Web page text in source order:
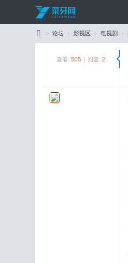
» 论坛 › 影视区 › 电视剧 ›
查看: 505 回复: 2